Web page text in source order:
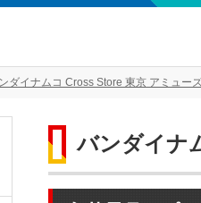
ダイナムコ Cross Store 東京 アミュー
バンダイナ